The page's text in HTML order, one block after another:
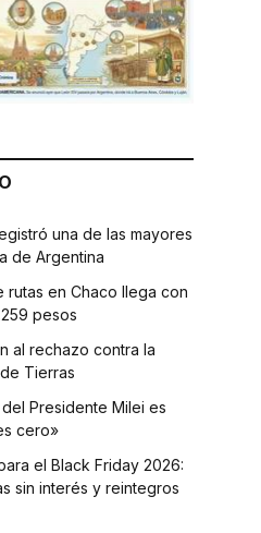
una de las mayores
de Argentina
rutas en Chaco llega con
pesos
al rechazo contra la
Tierras
Presidente Milei es
cero»
el Black Friday 2026:
sin interés y reintegros